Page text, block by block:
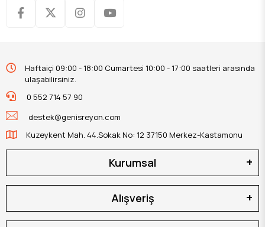
Haftaiçi 09:00 - 18:00 Cumartesi 10:00 - 17:00 saatleri arasında
ulaşabilirsiniz.
0 552 714 57 90
destek@genisreyon.com
Kuzeykent Mah. 44.Sokak No: 12 37150 Merkez-Kastamonu
Kurumsal
Alışveriş